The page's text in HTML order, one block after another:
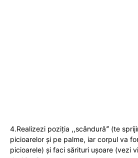
4.Realizezi poziția ,,scândurăˮ (te
picioarelor și pe palme, iar corpul va
picioarele) și faci sărituri ușoare (vezi